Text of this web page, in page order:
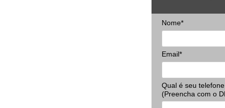
Nome*
Email*
Qual é seu
(Preencha com o